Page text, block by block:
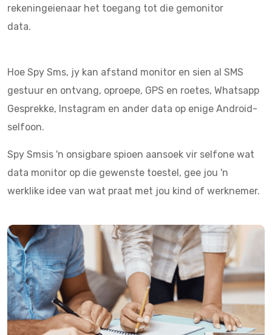
rekeningeienaar het toegang tot die gemonitor
data.
Hoe Spy Sms, jy kan afstand monitor en sien al SMS
gestuur en ontvang, oproepe, GPS en roetes, Whatsapp
Gesprekke, Instagram en ander data op enige Android-
selfoon.
Spy Smsis 'n onsigbare spioen aansoek vir selfone wat
data monitor op die gewenste toestel, gee jou 'n
werklike idee van wat praat met jou kind of werknemer.